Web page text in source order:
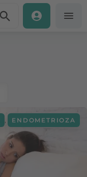
ENDOMETRIOZA